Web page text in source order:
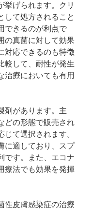
挙げられます。クリ
して処方されること
できるのが利点で
の真菌に対して効果
対応できるのも特徴
較して、耐性が発生
治療においても有用
剤があります。主
どの形態で販売され
て選択されます。
に適しており、スプ
です。また、エコナ
療法でも効果を発揮
性皮膚感染症の治療